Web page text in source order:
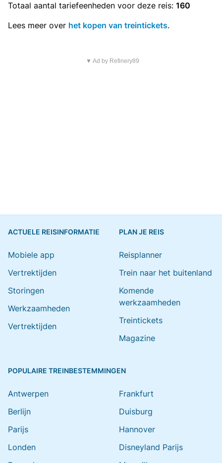
Totaal aantal tariefeenheden voor deze reis: 160
Lees meer over het kopen van treintickets.
▼ Ad by Refinery89
ACTUELE REISINFORMATIE
Mobiele app
Vertrektijden
Storingen
Werkzaamheden
Vertrektijden
PLAN JE REIS
Reisplanner
Trein naar het buitenland
Komende
werkzaamheden
Treintickets
Magazine
POPULAIRE TREINBESTEMMINGEN
Antwerpen
Berlijn
Parijs
Londen
Frankfurt
Duisburg
Hannover
Disneyland Parijs